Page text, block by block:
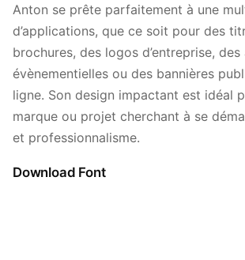
Anton se prête parfaitement à une
d’applications, que ce soit pour des
brochures, des logos d’entreprise,
évènementielles ou des bannières
ligne. Son design impactant est idéal
marque ou projet cherchant à se
et professionnalisme.
Download Font